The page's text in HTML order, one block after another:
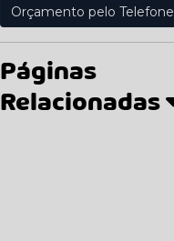
Orçamento pelo Telefone
Páginas
Relacionadas